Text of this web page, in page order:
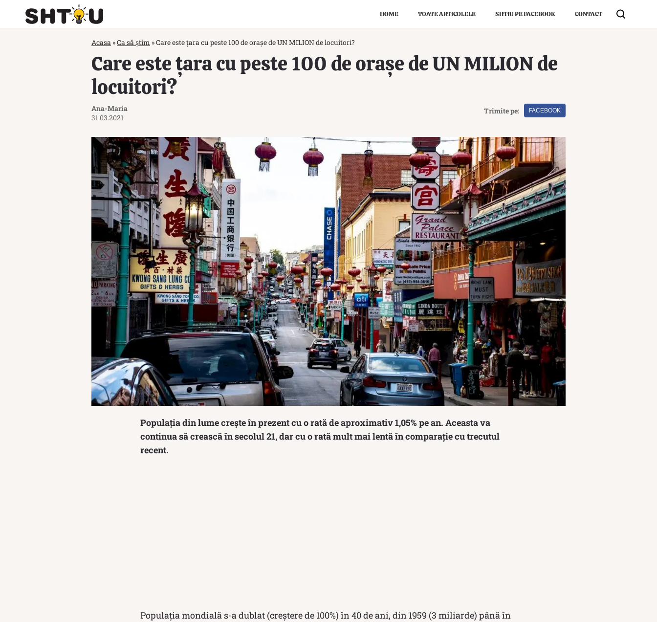
HOME TOATE ARTICOLELE SHTIU PE FACEBOOK CONTACT
Acasa »Ca să știm »Care este țara cu peste 100 de orașe de UN MILION de locuitori?
Care este țara cu peste 100 de orașe de UN MILION de
locuitori?
Ana-Maria
31.03.2021
Trimite pe: FACEBOOK
Populația din lume crește în prezent cu o rată de aproximativ 1,05% pe an. Aceasta va
continua să crească în secolul 21, dar cu o rată mult mai lentă în comparație cu trecutul
recent.
Populația mondială s-a dublat (creștere de 100%) în 40 de ani, din 1959 (3 miliarde) până în